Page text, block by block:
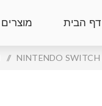
דף הבית מוצרים
/